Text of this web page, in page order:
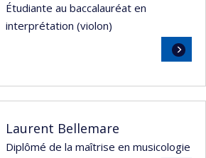
Étudiante au baccalauréat en
interprétation (violon)
Lire
la
suite
Laurent Bellemare
Diplômé de la maîtrise en musicologie